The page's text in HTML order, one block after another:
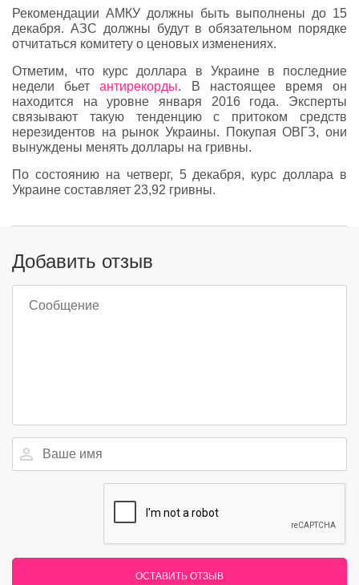
Рекомендации АМКУ должны быть выполнены до 15
декабря. АЗС должны будут в обязательном порядке
отчитаться комитету о ценовых изменениях.
Отметим, что курс доллара в Украине в последние
недели бьетантирекорды. В настоящее время он
находится на уровне января 2016 года. Эксперты
связывают такую тенденцию с притоком средств
нерезидентов на рынок Украины. Покупая ОВГЗ, они
вынуждены менять доллары на гривны.
По состоянию на четверг, 5 декабря, курс доллара в
Украине составляет 23,92 гривны.
Добавить отзыв
ОСТАВИТЬ ОТЗЫВ